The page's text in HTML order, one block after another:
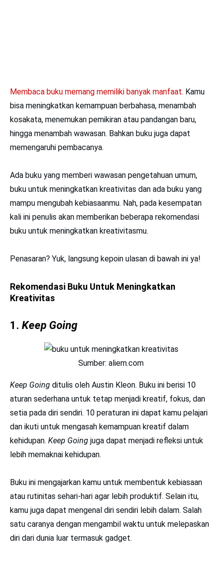
Membaca buku memang memiliki banyak manfaat. Kamu
bisa meningkatkan kemampuan berbahasa, menambah
kosakata, menemukan pemikiran atau pandangan baru,
hingga menambah wawasan. Bahkan buku juga dapat
memengaruhi pembacanya.
Ada buku yang memberi wawasan pengetahuan umum,
buku untuk meningkatkan kreativitas dan ada buku yang
mampu mengubah kebiasaanmu. Nah, pada kesempatan
kali ini penulis akan memberikan beberapa rekomendasi
buku untuk meningkatkan kreativitasmu.
Penasaran? Yuk, langsung kepoin ulasan di bawah ini ya!
Rekomendasi Buku Untuk Meningkatkan
Kreativitas
1. Keep Going
Sumber: aliem.com
Keep Going ditulis oleh Austin Kleon. Buku ini berisi 10
aturan sederhana untuk tetap menjadi kreatif, fokus, dan
setia pada diri sendiri. 10 peraturan ini dapat kamu pelajari
dan ikuti untuk mengasah kemampuan kreatif dalam
kehidupan. Keep Going juga dapat menjadi refleksi untuk
lebih memaknai kehidupan.
Buku ini mengajarkan kamu untuk membentuk kebiasaan
atau rutinitas sehari-hari agar lebih produktif. Selain itu,
kamu juga dapat mengenal diri sendiri lebih dalam. Salah
satu caranya dengan mengambil waktu untuk melepaskan
diri dari dunia luar termasuk gadget.